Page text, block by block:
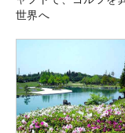
世界へ